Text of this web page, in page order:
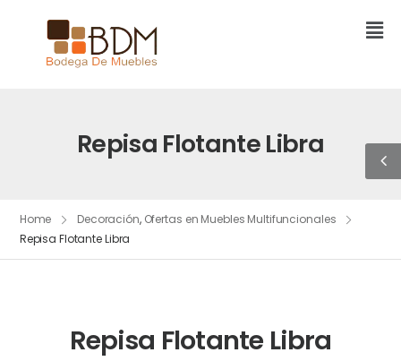
Repisa Flotante Libra
Home Decoración, Ofertas en Muebles Multifuncionales
Repisa Flotante Libra
Repisa Flotante Libra